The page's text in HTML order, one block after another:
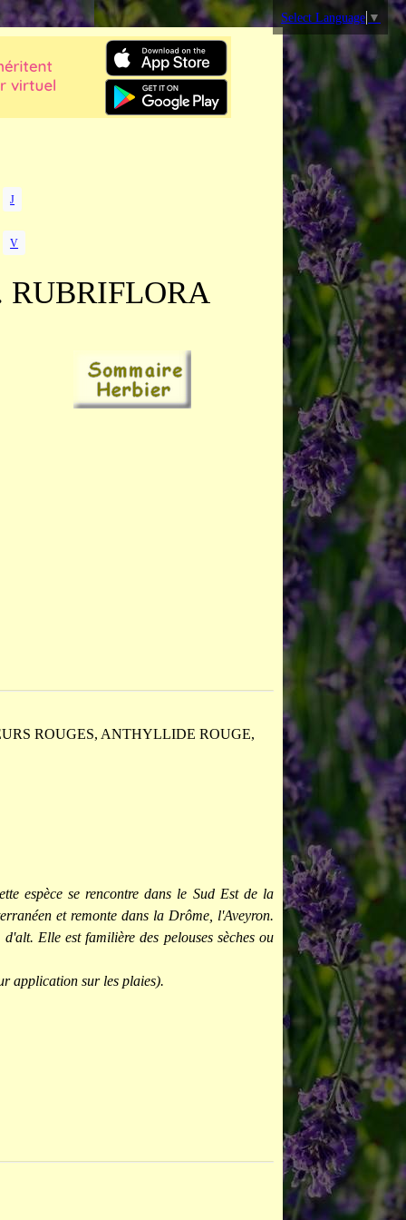
Select Language ▼
J
V
ROUGES, ANTHYLLIDE ROUGE,
espèce se rencontre dans le Sud Est de la
et remonte dans la Drôme, l'Aveyron.
Elle est familière des pelouses sèches ou
application sur les plaies).